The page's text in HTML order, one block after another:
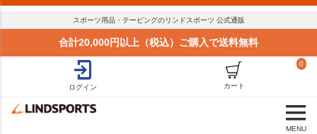
スポーツ用品・テーピングのリンドスポーツ 公式通販
合計20,000円以上（税込）ご購入で送料無料
ログイン
0
カート
MENU